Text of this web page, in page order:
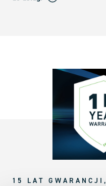
15 LAT